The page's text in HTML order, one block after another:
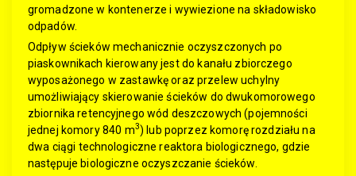
gromadzone w kontenerze i wywiezione na składowisko
odpadów.
Odpływ ścieków mechanicznie oczyszczonych po
piaskownikach kierowany jest do kanału zbiorczego
wyposażonego w zastawkę oraz przelew uchylny
umożliwiający skierowanie ścieków do dwukomorowego
zbiornika retencyjnego wód deszczowych (pojemności
jednej komory 840 m3) lub poprzez komorę rozdziału na
dwa ciągi technologiczne reaktora biologicznego, gdzie
następuje biologiczne oczyszczanie ścieków.